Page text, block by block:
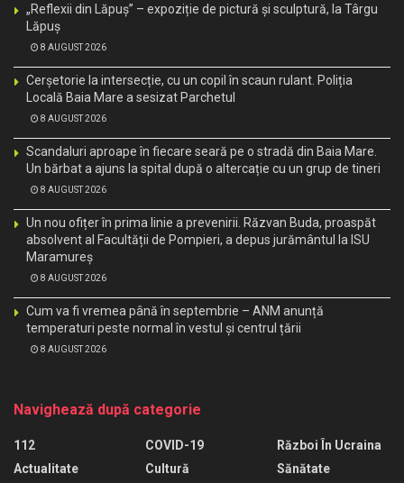
„Reflexii din Lăpuș” – expoziție de pictură și sculptură, la Târgu
Lăpuș
8 AUGUST 2026
Cerșetorie la intersecție, cu un copil în scaun rulant. Poliția
Locală Baia Mare a sesizat Parchetul
8 AUGUST 2026
Scandaluri aproape în fiecare seară pe o stradă din Baia Mare.
Un bărbat a ajuns la spital după o altercație cu un grup de tineri
8 AUGUST 2026
Un nou ofițer în prima linie a prevenirii. Răzvan Buda, proaspăt
absolvent al Facultății de Pompieri, a depus jurământul la ISU
Maramureș
8 AUGUST 2026
Cum va fi vremea până în septembrie – ANM anunță
temperaturi peste normal în vestul și centrul țării
8 AUGUST 2026
Navighează după categorie
112
Actualitate
COVID-19
Cultură
Război În Ucraina
Sănătate